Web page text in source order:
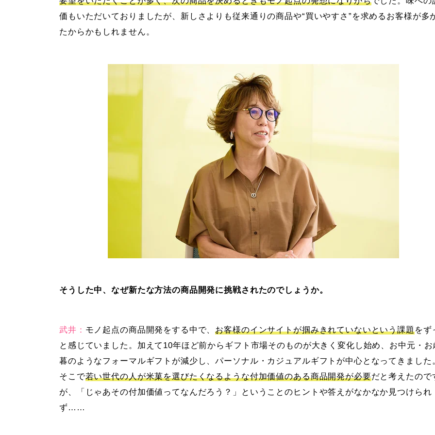
価もいただいておりましたが、新しさよりも従来通りの商品や“買いやすさ”を求めるお客様が多
たからかもしれません。
そうした中、なぜ新たな方法の商品開発に挑戦されたのでしょうか。
武井： モノ起点の商品開発をする中で、お客様のインサイトが掴みきれていないという課題をず
と感じていました。加えて10年ほど前からギフト市場そのものが大きく変化し始め、お中元・お
暮のようなフォーマルギフトが減少し、パーソナル・カジュアルギフトが中心となってきました
そこで若い世代の人が米菓を選びたくなるような付加価値のある商品開発が必要だと考えたので
が、「じゃあその付加価値ってなんだろう？」ということのヒントや答えがなかなか見つけられ
ず……